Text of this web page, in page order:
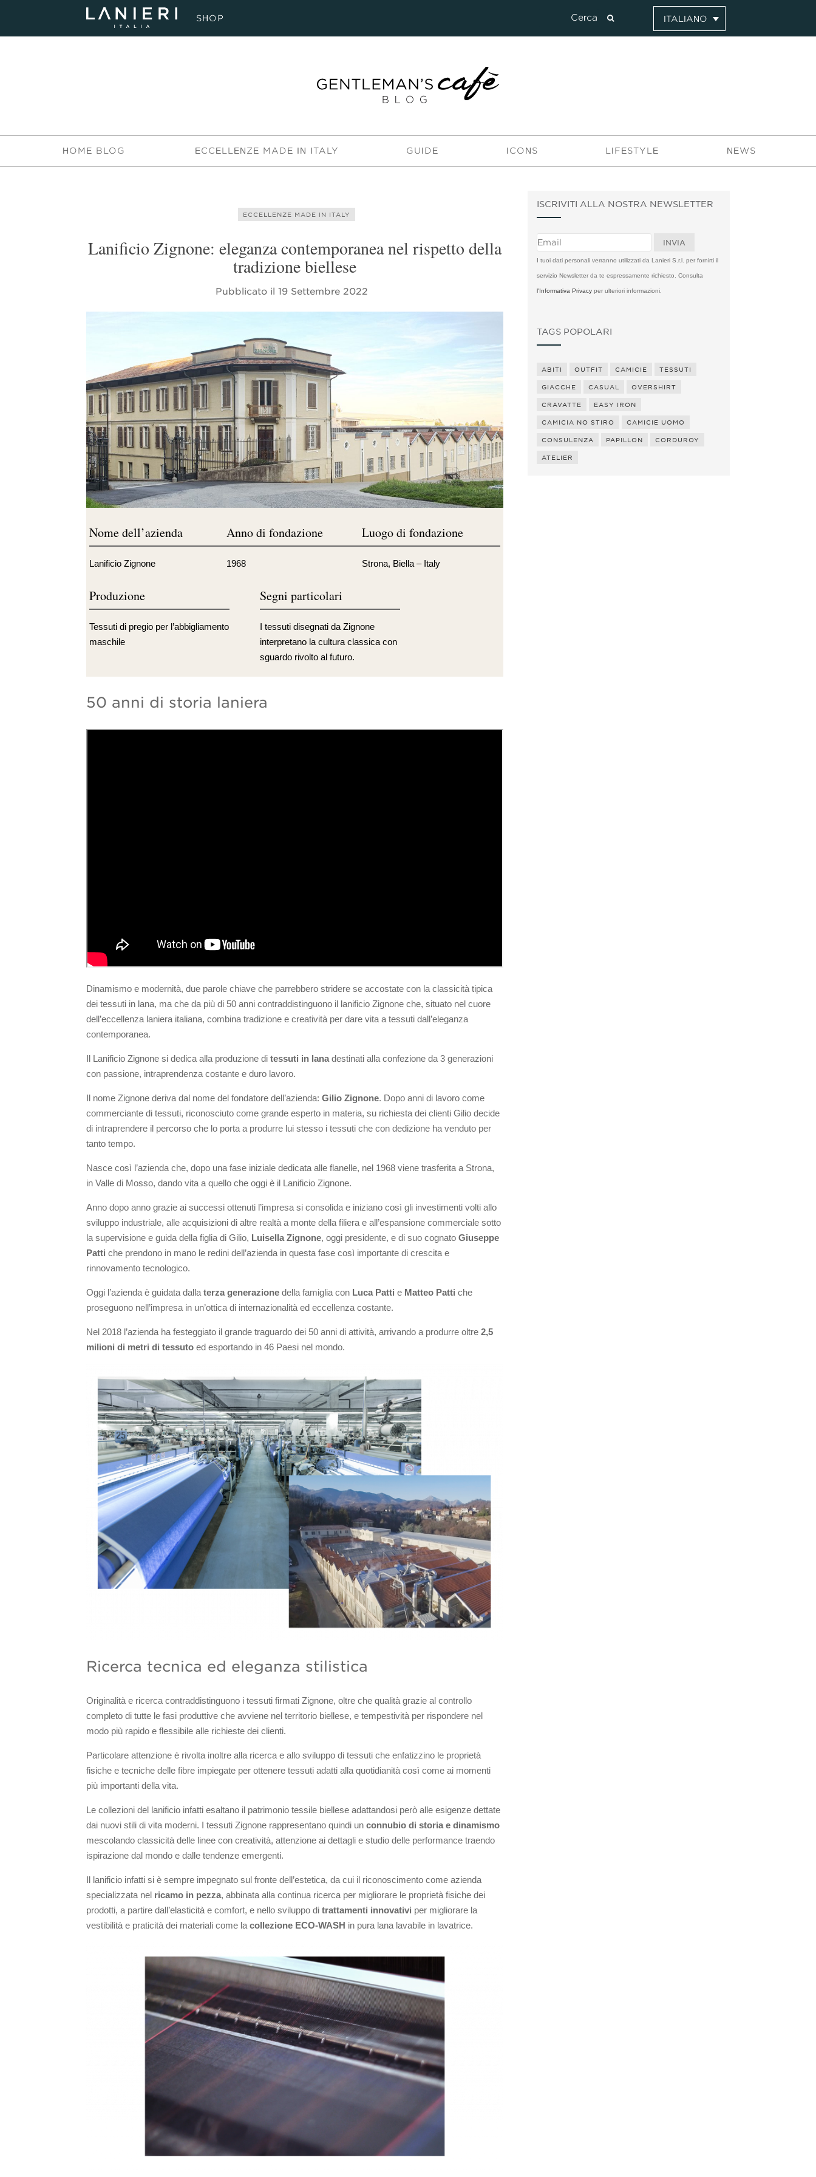
SHOP ITALIANO
HOME BLOG ECCELLENZE MADE IN ITALY GUIDE ICONS LIFESTYLE NEWS
ECCELLENZE MADE IN ITALY
Lanificio Zignone: eleganza contemporanea nel rispetto della
tradizione biellese
Pubblicato il 19 Settembre 2022
Nome dell’azienda
Lanificio Zignone
Anno di fondazione
1968
Luogo di fondazione
Strona, Biella – Italy
Produzione
Tessuti di pregio per l’abbigliamento
maschile
Segni particolari
I tessuti disegnati da Zignone
interpretano la cultura classica con
sguardo rivolto al futuro.
50 anni di storia laniera
Dinamismo e modernità, due parole chiave che parrebbero stridere se accostate con la classicità tipica
dei tessuti in lana, ma che da più di 50 anni contraddistinguono il lanificio Zignone che, situato nel cuore
dell’eccellenza laniera italiana, combina tradizione e creatività per dare vita a tessuti dall’eleganza
contemporanea.
Il Lanificio Zignone si dedica alla produzione di tessuti in lana destinati alla confezione da 3 generazioni
con passione, intraprendenza costante e duro lavoro.
Il nome Zignone deriva dal nome del fondatore dell’azienda: Gilio Zignone. Dopo anni di lavoro come
commerciante di tessuti, riconosciuto come grande esperto in materia, su richiesta dei clienti Gilio decide
di intraprendere il percorso che lo porta a produrre lui stesso i tessuti che con dedizione ha venduto per
tanto tempo.
Nasce così l’azienda che, dopo una fase iniziale dedicata alle flanelle, nel 1968 viene trasferita a Strona,
in Valle di Mosso, dando vita a quello che oggi è il Lanificio Zignone.
Anno dopo anno grazie ai successi ottenuti l’impresa si consolida e iniziano così gli investimenti volti allo
sviluppo industriale, alle acquisizioni di altre realtà a monte della filiera e all’espansione commerciale sotto
la supervisione e guida della figlia di Gilio, Luisella Zignone, oggi presidente, e di suo cognato Giuseppe
Patti che prendono in mano le redini dell’azienda in questa fase così importante di crescita e
rinnovamento tecnologico.
Oggi l’azienda è guidata dalla terza generazione della famiglia con Luca Patti e Matteo Patti che
proseguono nell’impresa in un’ottica di internazionalità ed eccellenza costante.
Nel 2018 l’azienda ha festeggiato il grande traguardo dei 50 anni di attività, arrivando a produrre oltre 2,5
milioni di metri di tessuto ed esportando in 46 Paesi nel mondo.
Ricerca tecnica ed eleganza stilistica
Originalità e ricerca contraddistinguono i tessuti firmati Zignone, oltre che qualità grazie al controllo
completo di tutte le fasi produttive che avviene nel territorio biellese, e tempestività per rispondere nel
modo più rapido e flessibile alle richieste dei clienti.
Particolare attenzione è rivolta inoltre alla ricerca e allo sviluppo di tessuti che enfatizzino le proprietà
fisiche e tecniche delle fibre impiegate per ottenere tessuti adatti alla quotidianità così come ai momenti
più importanti della vita.
Le collezioni del lanificio infatti esaltano il patrimonio tessile biellese adattandosi però alle esigenze dettate
dai nuovi stili di vita moderni. I tessuti Zignone rappresentano quindi un connubio di storia e dinamismo
mescolando classicità delle linee con creatività, attenzione ai dettagli e studio delle performance traendo
ispirazione dal mondo e dalle tendenze emergenti.
Il lanificio infatti si è sempre impegnato sul fronte dell’estetica, da cui il riconoscimento come azienda
specializzata nel ricamo in pezza, abbinata alla continua ricerca per migliorare le proprietà fisiche dei
prodotti, a partire dall’elasticità e comfort, e nello sviluppo di trattamenti innovativi per migliorare la
vestibilità e praticità dei materiali come la collezione ECO-WASH in pura lana lavabile in lavatrice.
ISCRIVITI ALLA NOSTRA NEWSLETTER
I tuoi dati personali verranno utilizzati da Lanieri S.r.l. per fornirti il
servizio Newsletter da te espressamente richiesto. Consulta
l'Informativa Privacyper ulteriori informazioni.
TAGS POPOLARI
ABITI OUTFIT CAMICIE TESSUTI
GIACCHE CASUAL OVERSHIRT
CRAVATTE EASY IRON
CAMICIA NO STIRO CAMICIE UOMO
CONSULENZA PAPILLON CORDUROY
ATELIER